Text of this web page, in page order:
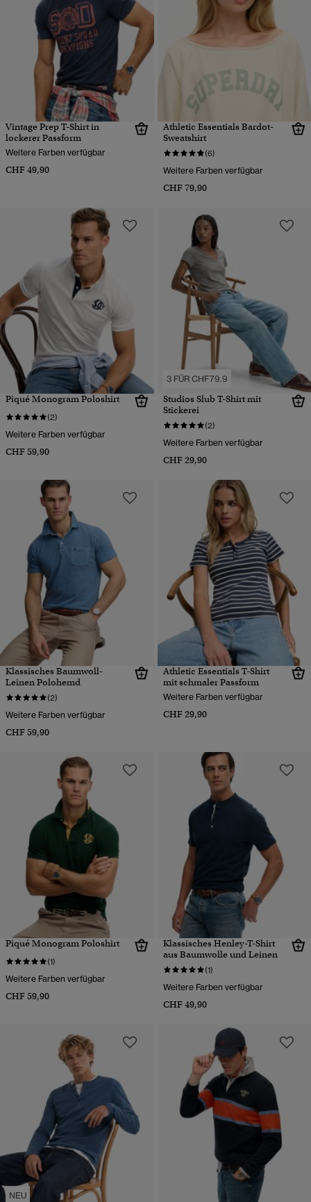
Vintage Prep T-Shirt in
lockerer Passform
Weitere Farben verfügbar
CHF 49,90
Athletic Essentials Bardot-
Sweatshirt
(6)
Weitere Farben verfügbar
CHF 79,90
Piqué Monogram Poloshirt
(2)
Weitere Farben verfügbar
CHF 59,90
3 FÜR CHF79.9
Studios Slub T-Shirt mit
Stickerei
(2)
Weitere Farben verfügbar
CHF 29,90
Klassisches Baumwoll-
Leinen Polohemd
(2)
Weitere Farben verfügbar
CHF 59,90
Athletic Essentials T-Shirt
mit schmaler Passform
Weitere Farben verfügbar
CHF 29,90
Piqué Monogram Poloshirt
(1)
Weitere Farben verfügbar
CHF 59,90
Klassisches Henley-T-Shirt
aus Baumwolle und Leinen
(1)
Weitere Farben verfügbar
CHF 49,90
NEU